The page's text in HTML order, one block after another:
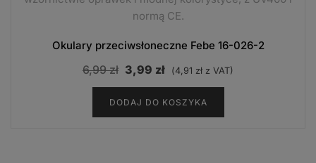
normą CE.
Okulary przeciwsłoneczne Febe 16-026-2
6,99zł Pierwotna
cena
wynosiła:
6,99 zł.
3,99 zł Aktualna
cena
wynosi:
3,99 zł.
(4,91 zł z VAT)
DODAJ DO KOSZYKA